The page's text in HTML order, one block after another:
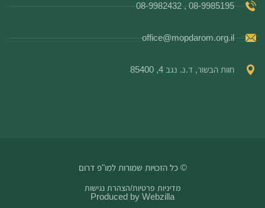
08-9985195 , 08-9982432
office@mopdarom.org.il
חוות הבשור, ד.נ. נגב 4, 85400
© כל הזכויות שמורות למו"פ דרום
מדיניות פרטיות/הצהרת נגישות
Produced by Webzilla